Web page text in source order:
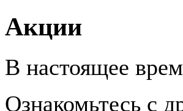
Акции
В настоящее
Ознакомьтесь с